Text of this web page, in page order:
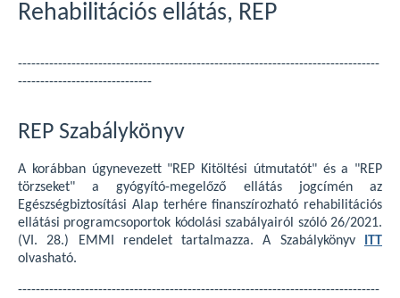
Rehabilitációs ellátás, REP
---------------------------------------------------------------------------------
------------------------------
REP Szabálykönyv
A korábban úgynevezett "REP Kitöltési útmutatót" és a "REP
törzseket" a gyógyító-megelőző ellátás jogcímén az
Egészségbiztosítási Alap terhére finanszírozható rehabilitációs
ellátási programcsoportok kódolási szabályairól szóló 26/2021.
(VI. 28.) EMMI rendelet tartalmazza. A Szabálykönyv
ITT
olvasható.
---------------------------------------------------------------------------------